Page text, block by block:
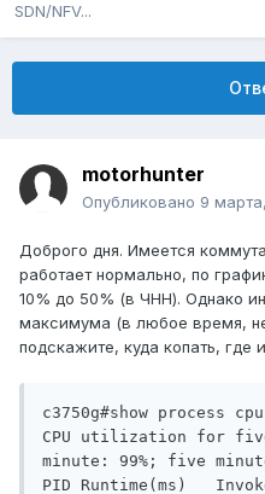
SDN/NFV...
motorhunter
Опубликовано 9
Доброго дня. Имеется
работает нормально, по
10% до 50% (в ЧНН). Однако
максимума (в любое время,
подскажите, куда копать, где
c3750g#show process
CPU utilization for five
minute: 99%; five
PID Runtime(ms)